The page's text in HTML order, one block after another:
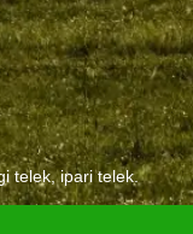
telek, ipari telek.